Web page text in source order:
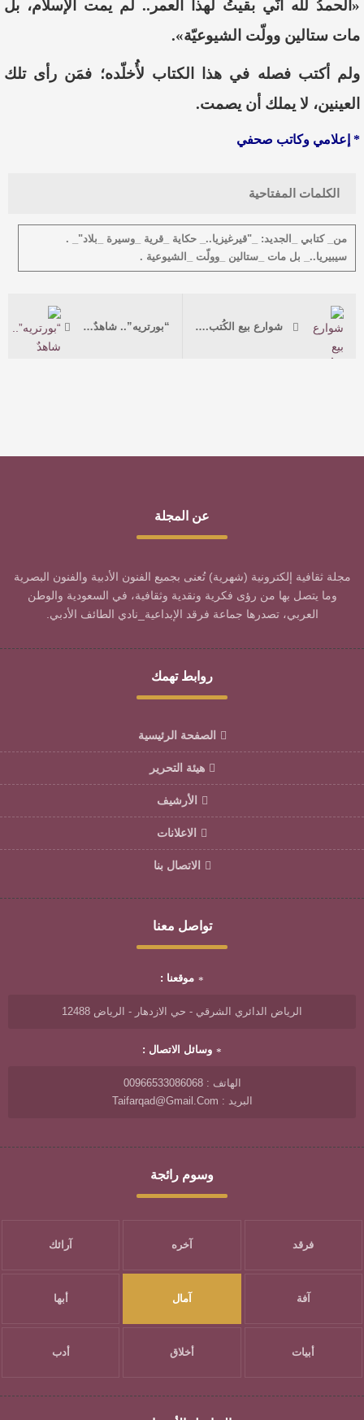
«الحمدُ لله أنّي بقيتُ لهذا العمر.. لم يمت الإسلام، بل
مات ستالين وولّت الشيوعيّة».
ولم أكتب فصله في هذا الكتاب لأُخلّده؛ فمَن رأى تلك
العينين، لا يملك أن يصمت.
* إعلامي وكاتب صحفي
الكلمات المفتاحية
من_ كتابي _الجديد: _"قيرغيزيا.._ حكاية _قرية _وسيرة _بلاد"_ .
سيبيريا.._ بل مات _ستالين _وولّت _الشيوعية .
شوارع بيع الكُتب.. تتحول إلى بيع السراميك! “بورتريه”.. شاهدٌ على النهار وسيرة الشرق
عن المجلة
مجلة ثقافية إلكترونية (شهرية) تُعنى بجميع الفنون الأدبية والفنون البصرية
وما يتصل بها من رؤى فكرية ونقدية وثقافية، في السعودية والوطن
العربي، تصدرها جماعة فرقد الإبداعية_نادي الطائف الأدبي.
روابط تهمك
الصفحة الرئيسية
هيئة التحرير
الأرشيف
الاعلانات
الاتصال بنا
تواصل معنا
موقعنا :
الرياض الدائري الشرقي - حي الازدهار - الرياض 12488
وسائل الاتصال :
الهاتف : 00966533086068
البريد : Taifarqad@gmail.com
وسوم رائجة
فرقد آخره آرائك
آفة آمال أبها
أبيات أخلاق أدب